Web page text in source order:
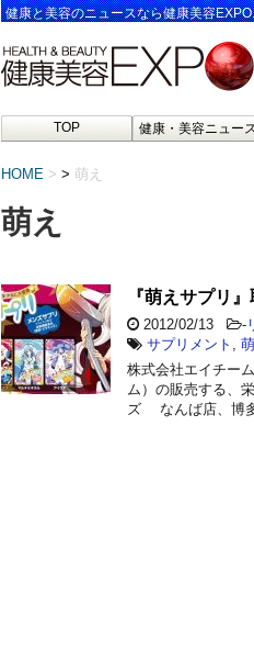
健康と美容のニュースなら健康美容
TOP 健康・美容ニュー
HOME > 萌え
萌え
『萌えサプリ
2012/02/13 -
サプリメント
株式会社エイチー
ム）の販売する、
ズ なんば店、博